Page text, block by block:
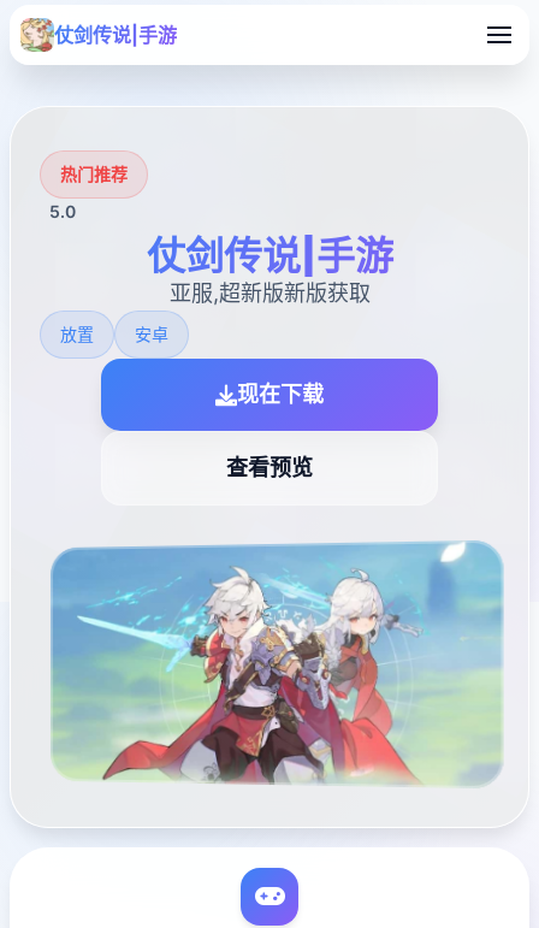
仗剑传说|手游
热门推荐
5.0
仗剑传说|手游
亚服,超新版新版获取
放置 安卓
现在下载
查看预览